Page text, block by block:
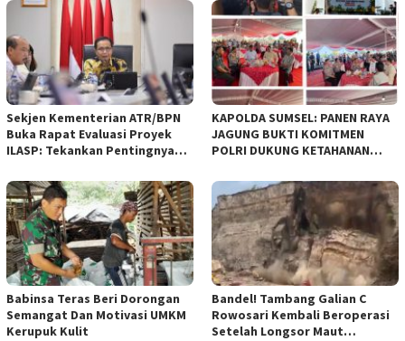
Daerah (Raperda) yang
diajukan Pemerintah Kota
Bandung
Sekjen Kementerian ATR/BPN
Buka Rapat Evaluasi Proyek
ILASP: Tekankan Pentingnya
Anggaran
KAPOLDA SUMSEL: PANEN RAYA
JAGUNG BUKTI KOMITMEN
POLRI DUKUNG KETAHANAN
Babinsa Teras Beri Dorongan
Semangat Dan Motivasi UMKM
Kerupuk Kulit
Bandel! Tambang Galian C
Rowosari Kembali Beroperasi
Setelah Longsor Maut